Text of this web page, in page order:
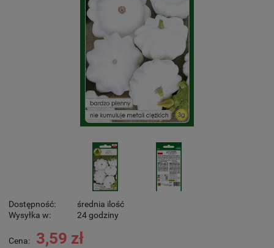
Dostępność:
średnia ilość
Wysyłka w:
24 godziny
Cena: 3,59 zł